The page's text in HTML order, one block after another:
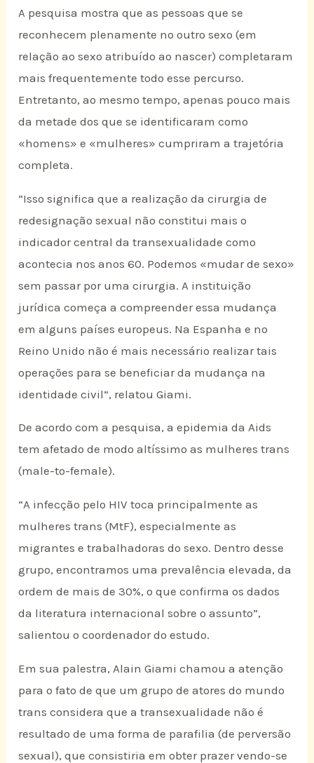
A pesquisa mostra que as pessoas que se
reconhecem plenamente no outro sexo (em
relação ao sexo atribuído ao nascer) completaram
mais frequentemente todo esse percurso.
Entretanto, ao mesmo tempo, apenas pouco mais
da metade dos que se identificaram como
«homens» e «mulheres» cumpriram a trajetória
completa.
“Isso significa que a realização da cirurgia de
redesignação sexual não constitui mais o
indicador central da transexualidade como
acontecia nos anos 60. Podemos «mudar de sexo»
sem passar por uma cirurgia. A instituição
jurídica começa a compreender essa mudança
em alguns países europeus. Na Espanha e no
Reino Unido não é mais necessário realizar tais
operações para se beneficiar da mudança na
identidade civil”, relatou Giami.
De acordo com a pesquisa, a epidemia da Aids
tem afetado de modo altíssimo as mulheres trans
(male-to-female).
“A infecção pelo HIV toca principalmente as
mulheres trans (MtF), especialmente as
migrantes e trabalhadoras do sexo. Dentro desse
grupo, encontramos uma prevalência elevada, da
ordem de mais de 30%, o que confirma os dados
da literatura internacional sobre o assunto”,
salientou o coordenador do estudo.
Em sua palestra, Alain Giami chamou a atenção
para o fato de que um grupo de atores do mundo
trans considera que a transexualidade não é
resultado de uma forma de parafilia (de perversão
sexual), que consistiria em obter prazer vendo-se